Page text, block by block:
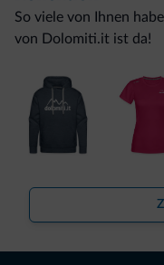
So viele von Ihnen
von Dolomiti.it ist da!